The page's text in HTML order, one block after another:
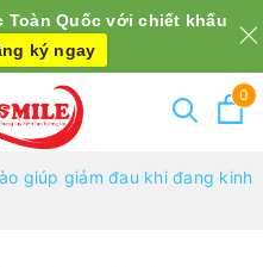
0
giúp giảm đau khi đang kinh
Quốc với chiết khấu
ký ngay